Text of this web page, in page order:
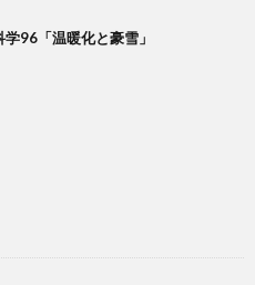
学96「温暖化と豪雪」